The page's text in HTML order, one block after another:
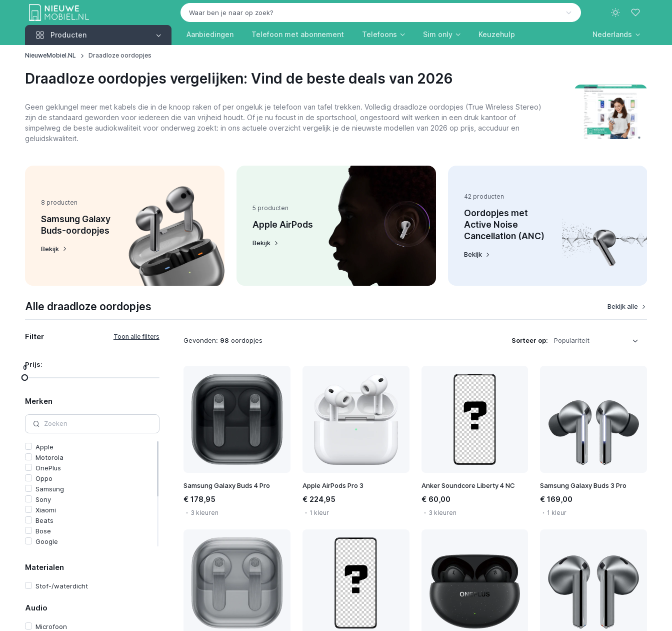
Producten
Producten Aanbiedingen Telefoon met abonnement Telefoons Sim only Keuzehulp Nederlands
NieuweMobiel.NL Draadloze oordopjes
Draadloze oordopjes vergelijken: Vind de beste deals van 2026
Geen geklungel meer met kabels die in de knoop raken of per ongeluk je telefoon van tafel trekken. Volledig draadloze oordopjes (True Wireless Stereo)
zijn de standaard geworden voor iedereen die van vrijheid houdt. Of je nu focust in de sportschool, ongestoord wilt werken in een druk kantoor of
simpelweg de beste audiokwaliteit voor onderweg zoekt: in ons actuele overzicht vergelijk je de nieuwste modellen van 2026 op prijs, accuduur en
geluidskwaliteit.
8 producten
Samsung Galaxy
Buds-oordopjes
Bekijk
5 producten
Apple AirPods
Bekijk
42 producten
Oordopjes met
Active Noise
Cancellation (ANC)
Bekijk
Alle draadloze oordopjes Bekijk alle
Filter
Prijs:
0
1
Merken
Apple
Motorola
OnePlus
Oppo
Samsung
Sony
Xiaomi
Beats
Bose
Google
Honor
JBL
Nothing
POCO
Materialen
Stof-/waterdicht
Audio
Microfoon
Gevonden: 98 oordopjes Sorteer op:
Samsung Galaxy Buds 4 Pro
€ 178,95
3 kleuren
Apple AirPods Pro 3
€ 224,95
1 kleur
Anker Soundcore Liberty 4 NC
€ 60,00
3 kleuren
Samsung Galaxy Buds 3 Pro
€ 169,00
1 kleur